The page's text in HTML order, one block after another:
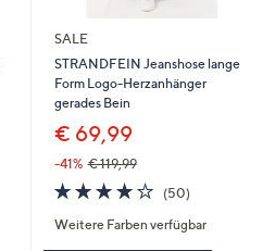
SALE
STRANDFEIN Jeanshose lange
Form Logo-Herzanhänger
gerades Bein
€ 69,99
-41% € 119,99
4.1
von
5
(50)50
Weitere Farben verfügbar